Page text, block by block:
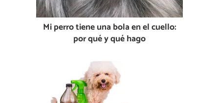
Mi perro tiene una bola en el cuello:
por qué y qué hago